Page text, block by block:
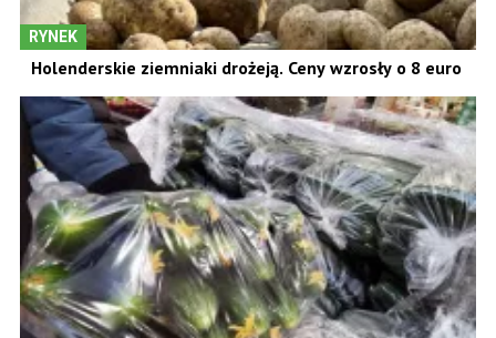
RYNEK
Holenderskie ziemniaki drożeją. Ceny wzrosły o 8 euro